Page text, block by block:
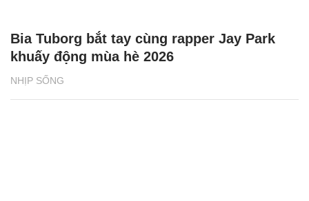
NHỊP SỐNG
Bia Tuborg bắt tay cùng rapper Jay Park
khuấy động mùa hè 2026